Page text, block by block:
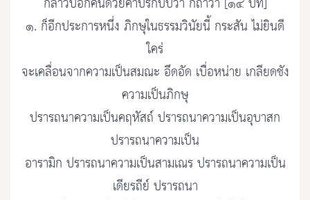
๑. ก็อีกประการหนึ่ง ภิกษุในธรรมวินัยนี้ กระสัน ไม่ยินดี
ใคร่
จะเคลื่อนจากความเป็นสมณะ อึดอัด เบื่อหน่าย เกลียดชัง
ความเป็นภิกษุ
ปรารถนาความเป็นคฤหัสถ์ ปรารถนาความเป็นอุบาสก
ปรารถนาความเป็น
อารามิก ปรารถนาความเป็นสามเณร ปรารถนาความเป็น
เดียรถีย์ ปรารถนา